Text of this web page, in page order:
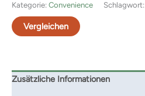
Kategorie: Convenience Schlagwort:
Vergleichen
Zusätzliche Informationen